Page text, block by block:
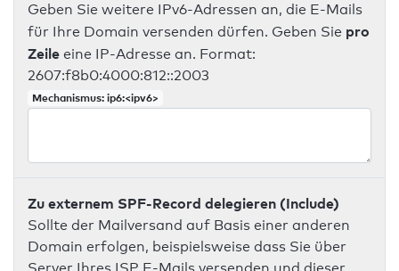
Geben Sie weitere IPv6-Adressen an, die E-Mails
für Ihre Domain versenden dürfen. Geben Sie pro
Zeile eine IP-Adresse an. Format:
2607:f8b0:4000:812::2003
Mechanismus: ip6:<ipv6>
Zu externem SPF-Record delegieren (Include)
Sollte der Mailversand auf Basis einer anderen
Domain erfolgen, beispielsweise dass Sie über